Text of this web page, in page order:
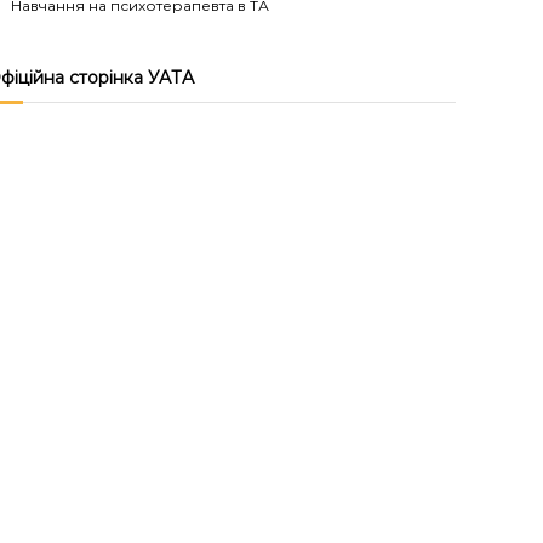
Навчання на психотерапевта в ТА
сторінка УАТА